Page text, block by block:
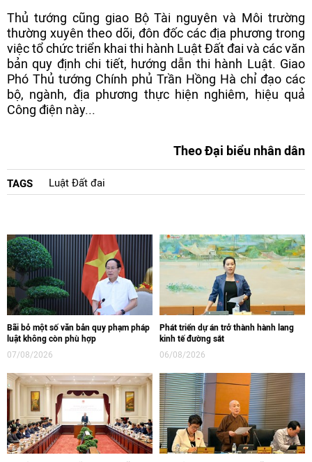
Thủ tướng cũng giao Bộ Tài nguyên và Môi trường
thường xuyên theo dõi, đôn đốc các địa phương trong
việc tổ chức triển khai thi hành Luật Đất đai và các văn
bản quy định chi tiết, hướng dẫn thi hành Luật. Giao
Phó Thủ tướng Chính phủ Trần Hồng Hà chỉ đạo các
bộ, ngành, địa phương thực hiện nghiêm, hiệu quả
Công điện này...
Theo Đại biểu nhân dân
TAGS Luật Đất đai
Bãi bỏ một số văn bản quy phạm pháp
luật không còn phù hợp
07/08/2026
Phát triển dự án trở thành hành lang
kinh tế đường sắt
06/08/2026